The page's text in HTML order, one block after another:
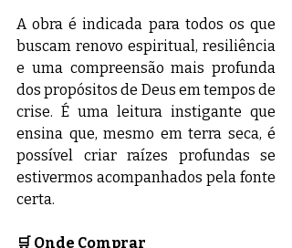
A obra é indicada para todos os que
buscam renovo espiritual, resiliência
e uma compreensão mais profunda
dos propósitos de Deus em tempos de
crise. É uma leitura instigante que
ensina que, mesmo em terra seca, é
possível criar raízes profundas se
estivermos acompanhados pela fonte
certa.
🛒 Onde Comprar